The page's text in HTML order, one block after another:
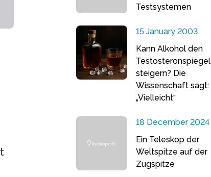
Testsystemen
15 January 2003
Kann Alkohol den
Testosteronspiegel
steigern? Die
Wissenschaft sagt:
„Vielleicht“
18 December 2024
Ein Teleskop der
Weltspitze auf der
Zugspitze